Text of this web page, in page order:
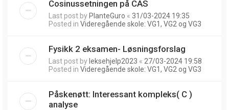
Cosinussetningen på CAS
Last post by PlanteGuro « 31/03-2024 19:35
Posted in Videregående skole: VG1, VG2 og VG3
Fysikk 2 eksamen- Løsningsforslag
Last post by leksehjelp2023 « 27/03-2024 19:58
Posted in Videregående skole: VG1, VG2 og VG3
Påskenøtt: Interessant kompleks( C )
analyse